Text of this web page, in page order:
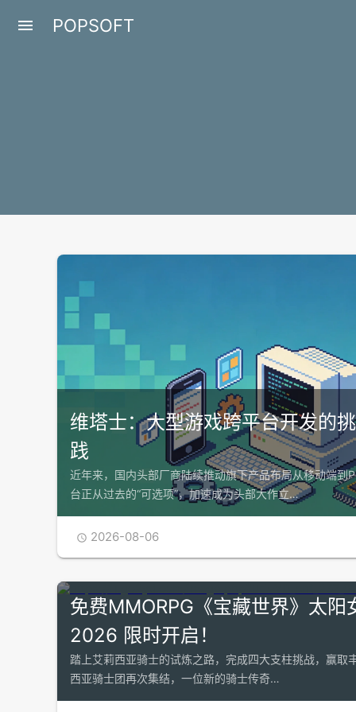
menu POPSOFT
维塔士：大型游戏跨平台开发的
践
近年来，国内头部厂商陆续推动旗下产品布局从移动端到
台正从过去的“可选项”，加速成为头部大作立…
 2026-08-06
免费MMORPG《宝藏世界》太阳
2026 限时开启！
踏上艾莉西亚骑士的试炼之路，完成四大支柱挑战，赢取
西亚骑士团再次集结，一位新的骑士传奇…